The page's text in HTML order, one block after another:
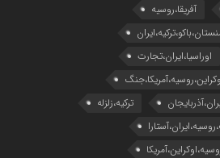
آفریقا،روسیه
اوراسیا،ایران،تجارت
ترکیه،زلزله